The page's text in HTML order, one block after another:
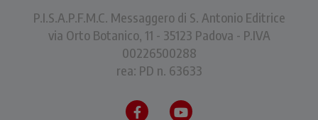
P.I.S.A.P.F.M.C. Messaggero di S. Antonio Editrice
via Orto Botanico, 11 - 35123 Padova - P.IVA
00226500288
rea: PD n. 63633